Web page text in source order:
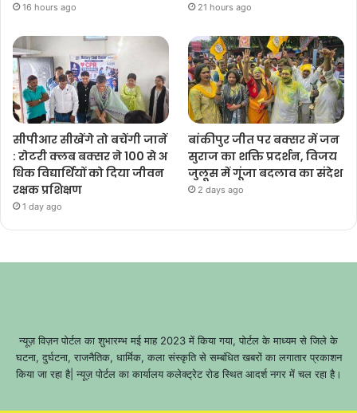
16 hours ago 21 hours ago
सीपीआर सीखेंगे तो बचेंगी जानें
: रोटरी क्लब बक्सर ने 100 से अ
धिक विद्यार्थियों को दिया जीवन
रक्षक प्रशिक्षण
1 day ago
बांकीपुर जीत पर बक्सर में जन
सुराज का शक्ति प्रदर्शन, विजय
जुलूस में गूंजा बदलाव का संदेश
2 days ago
न्यूज़ विज़न पोर्टल का शुभारम्भ मई माह 2023 में किया गया, पोर्टल के माध्यम से जिले के
घटना, दुर्घटना, राजनैतिक, धार्मिक, कला संस्कृति से सम्बंधित खबरों का लगातार प्रकाशन
किया जा रहा है| न्यूज़ पोर्टल का कार्यालय कलेक्ट्रेट रोड स्थित आदर्श नगर में चल रहा है।